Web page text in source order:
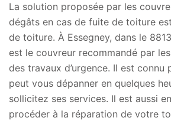
La solution proposée par les
dégâts en cas de fuite de toiture
de toiture. À Essegney, dans le
est le couvreur recommandé par
des travaux d’urgence. Il est connu
peut vous dépanner en quelques
sollicitez ses services. Il est aussi
procéder à la réparation de votre